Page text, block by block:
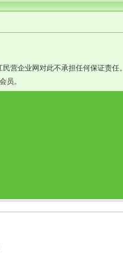
营企业网对此不承担任何保证责任。
员。